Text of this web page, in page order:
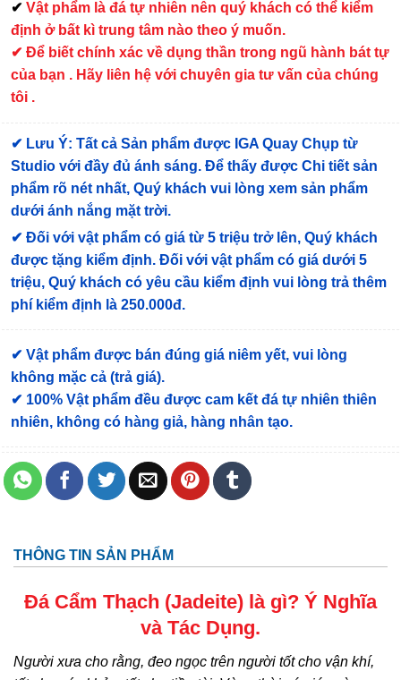
✔ Vật phẩm là đá tự nhiên nên quý khách có thể kiểm
định ở bất kì trung tâm nào theo ý muốn.
✔ Để biết chính xác về dụng thần trong ngũ hành bát tự
của bạn . Hãy liên hệ với chuyên gia tư vấn của chúng
tôi .
✔ Lưu Ý: Tất cả Sản phẩm được IGA Quay Chụp từ
Studio với đầy đủ ánh sáng. Để thấy được Chi tiết sản
phẩm rõ nét nhất, Quý khách vui lòng xem sản phẩm
dưới ánh nắng mặt trời.
✔ Đối với vật phẩm có giá từ 5 triệu trở lên, Quý khách
được tặng kiểm định. Đối với vật phẩm có giá dưới 5
triệu, Quý khách có yêu cầu kiểm định vui lòng trả thêm
phí kiểm định là 250.000đ.
✔ Vật phẩm được bán đúng giá niêm yết, vui lòng
không mặc cả (trả giá).
✔ 100% Vật phẩm đều được cam kết đá tự nhiên thiên
nhiên, không có hàng giả, hàng nhân tạo.
THÔNG TIN SẢN PHẨM
Đá Cẩm Thạch (Jadeite) là gì? Ý Nghĩa
và Tác Dụng.
Người xưa cho rằng, đeo ngọc trên người tốt cho vận khí,